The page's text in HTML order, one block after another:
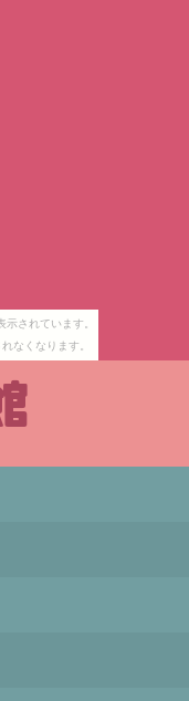
されています。
なくなります。